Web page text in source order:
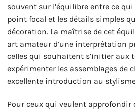
souvent sur l’équilibre entre ce
point focal et les détails simples
décoration. La maîtrise de cet
art amateur d’une interprétation
celles qui souhaitent s’initier aux
expérimenter les assemblages de
excellente introduction au
Pour ceux qui veulent approfondir